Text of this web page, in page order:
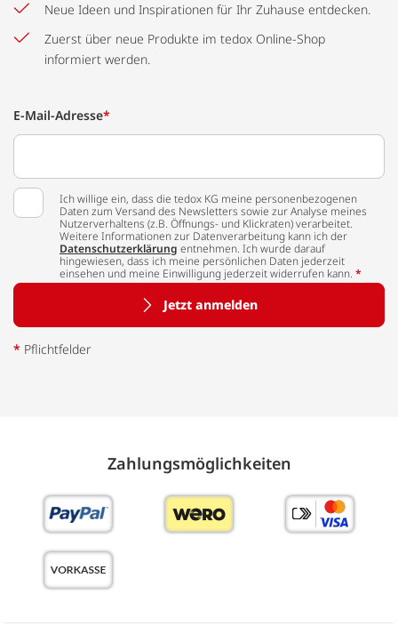
Neue Ideen und Inspirationen für Ihr Zuhause entdecken.
Zuerst über neue Produkte im tedox Online-Shop
informiert werden.
E-Mail-Adresse*
Ich willige ein, dass die tedox KG meine personenbezogenen
Daten zum Versand des Newsletters sowie zur Analyse meines
Nutzerverhaltens (z.B. Öffnungs- und Klickraten) verarbeitet.
Weitere Informationen zur Datenverarbeitung kann ich der
Datenschutzerklärung entnehmen. Ich wurde darauf
hingewiesen, dass ich meine persönlichen Daten jederzeit
einsehen und meine Einwilligung jederzeit widerrufen kann. *
Jetzt anmelden
* Pflichtfelder
Zahlungs­möglich­keiten